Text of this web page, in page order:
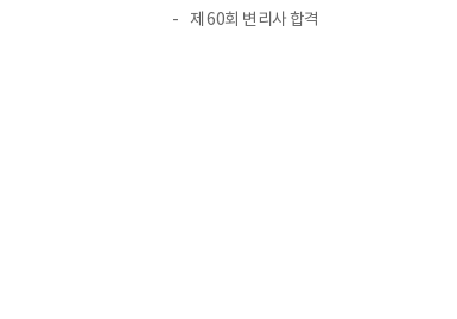
제 60회 변리사 합격